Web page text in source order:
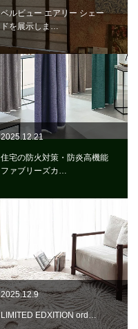
ベルビュー エアリー シェー
ドを展示しま…
2025.12.21
住宅の防火対策・防炎高機能
ファブリーズカ…
2025.12.9
LIMITED EDXITION ord…